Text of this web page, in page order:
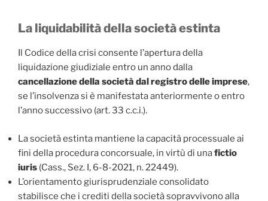
La liquidabilità della società estinta
Il Codice della crisi consente l’apertura della
liquidazione giudiziale entro un anno dalla
cancellazione della società dal registro delle imprese,
se l’insolvenza si è manifestata anteriormente o entro
l’anno successivo (art. 33 c.c.i.).
La società estinta mantiene la capacità processuale ai
fini della procedura concorsuale, in virtù di unafictio
iuris (Cass., Sez. I, 6-8-2021, n. 22449).
L’orientamento giurisprudenziale consolidato
stabilisce che i crediti della società sopravvivono alla